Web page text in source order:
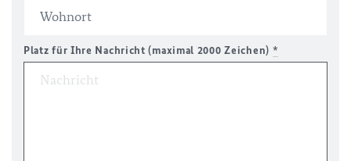
Platz für Ihre Nachricht (maximal 2000 Zeichen) *